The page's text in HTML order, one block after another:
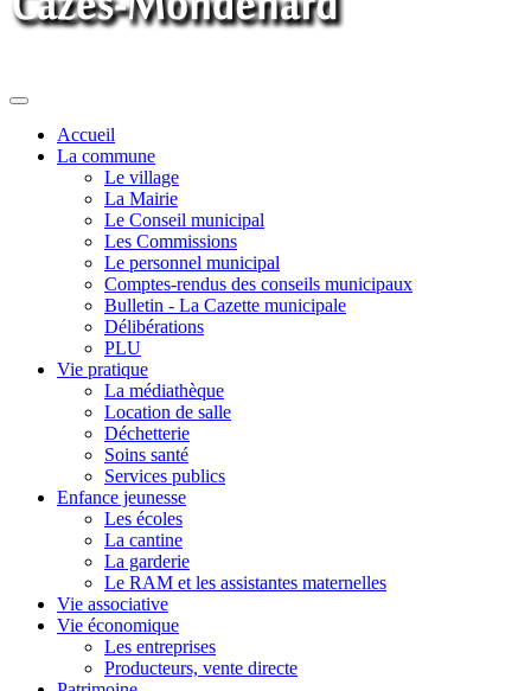
Toggle
navigationAccueil
La commune
Le village
La Mairie
Le Conseil municipal
Les Commissions
Le personnel municipal
Comptes-rendus des conseils municipaux
Bulletin - La Cazette municipale
Délibérations
PLU
Vie pratique
La médiathèque
Location de salle
Déchetterie
Soins santé
Services publics
Enfance jeunesse
Les écoles
La cantine
La garderie
Le RAM et les assistantes maternelles
Vie associative
Vie économique
Les entreprises
Producteurs, vente directe